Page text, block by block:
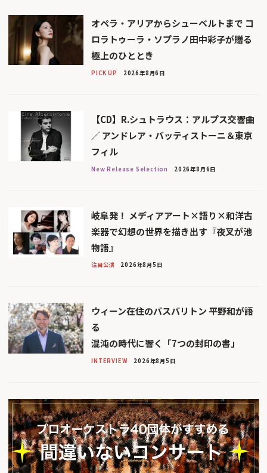
オペラ・アリアからシューベルトまで コ
ロラトゥーラ・ソプラノ田中彩子が贈る
極上のひととき
PICK UP 2026年8月6日
【CD】R.シュトラウス：アルプス交響曲
／ アンドレア・バッティストーニ＆東京
フィル
New Release Selection 2026年8月6日
岐阜発！ メディアアート×語り×和洋古
楽器で幻想の世界を描き出す『夜叉が池
物語』
注目公演 2026年8月5日
ウィーン在住のバスバリトン 平野和が語
る
混沌の時代に響く「7つの封印の書」
INTERVIEW 2026年8月5日